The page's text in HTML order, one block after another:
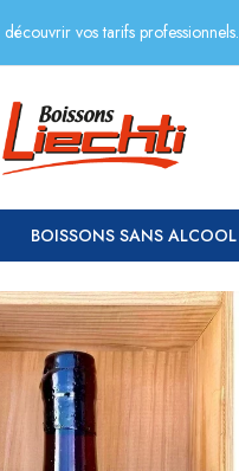
vos tarifs professionnels.
BOISSONS SANS ALCOOL